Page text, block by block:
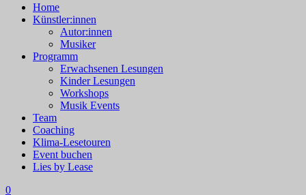
Home
Künstler:innen
Autor:innen
Musiker
Programm
Erwachsenen Lesungen
Kinder Lesungen
Workshops
Musik Events
Team
Coaching
Klima-Lesetouren
Event buchen
Lies by Lease
0